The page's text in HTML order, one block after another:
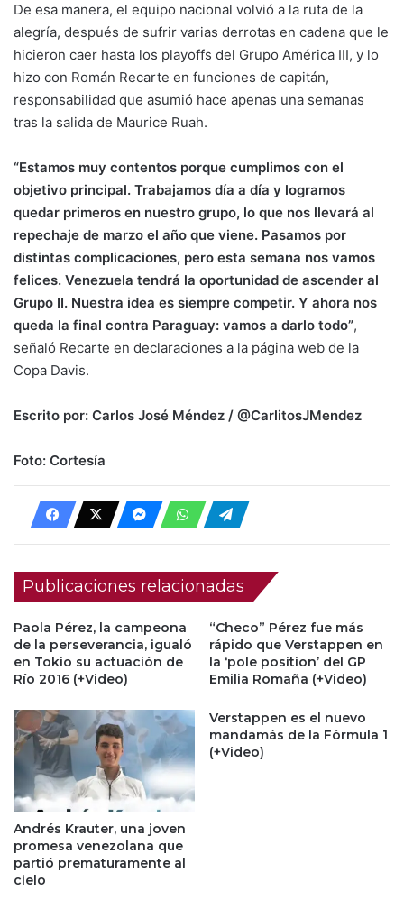
De esa manera, el equipo nacional volvió a la ruta de la
alegría, después de sufrir varias derrotas en cadena que le
hicieron caer hasta los playoffs del Grupo América III, y lo
hizo con Román Recarte en funciones de capitán,
responsabilidad que asumió hace apenas una semanas
tras la salida de Maurice Ruah.
“Estamos muy contentos porque cumplimos con el
objetivo principal. Trabajamos día a día y logramos
quedar primeros en nuestro grupo, lo que nos llevará al
repechaje de marzo el año que viene. Pasamos por
distintas complicaciones, pero esta semana nos vamos
felices. Venezuela tendrá la oportunidad de ascender al
Grupo II. Nuestra idea es siempre competir. Y ahora nos
queda la final contra Paraguay: vamos a darlo todo”,
señaló Recarte en declaraciones a la página web de la
Copa Davis.
Escrito por: Carlos José Méndez / @CarlitosJMendez
Foto: Cortesía
Publicaciones relacionadas
Paola Pérez, la campeona
de la perseverancia, igualó
en Tokio su actuación de
Río 2016 (+Video)
“Checo” Pérez fue más
rápido que Verstappen en
la ‘pole position’ del GP
Emilia Romaña (+Video)
Andrés Krauter, una joven
promesa venezolana que
partió prematuramente al
cielo
Verstappen es el nuevo
mandamás de la Fórmula 1
(+Video)